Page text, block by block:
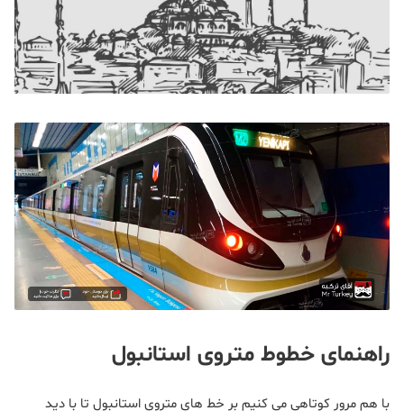
راهنمای خطوط متروی استانبول
با هم مرور کوتاهی می کنیم بر خط های متروی استانبول تا با دید